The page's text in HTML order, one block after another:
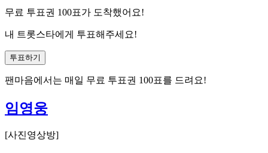
무료 투표권 100표가 도착했어요!
내 트롯스타에게 투표해주세요!
투표하기
팬마음에서는 매일 무료 투표권 100표를 드려요!
임영웅
[사진영상방]